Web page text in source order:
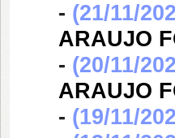
- (21/11/
ARAUJO
- (20/11/
ARAUJO
- (19/11/